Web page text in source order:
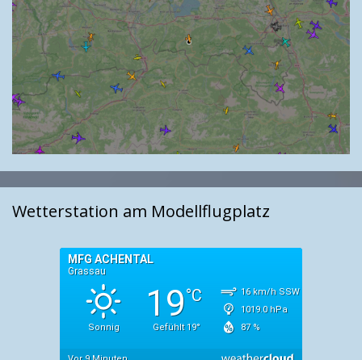
Wetterstation am Modellflugplatz